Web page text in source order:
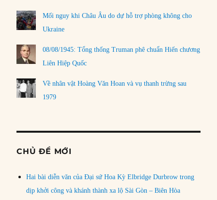
Mối nguy khi Châu Âu do dự hỗ trợ phòng không cho
Ukraine
08/08/1945: Tổng thống Truman phê chuẩn Hiến chương
Liên Hiệp Quốc
Về nhân vật Hoàng Văn Hoan và vụ thanh trừng sau
1979
CHỦ ĐỀ MỚI
Hai bài diễn văn của Đại sứ Hoa Kỳ Elbridge Durbrow trong
dịp khởi công và khánh thành xa lộ Sài Gòn – Biên Hòa